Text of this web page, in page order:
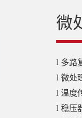
微
l 多路
l 微处
l 温度
l 稳压